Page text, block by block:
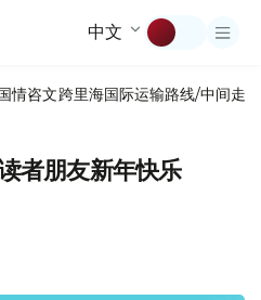
中文
情咨文跨里海国际运输路线/中间走廊
者朋友新年快乐